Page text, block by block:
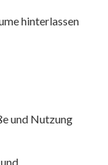
hinterlassen
und Nutzung